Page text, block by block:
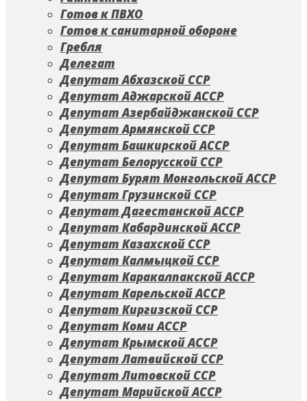
Готов к ПВХО
Готов к санитарной обороне
Гребля
Делегат
Депутат Абхазской ССР
Депутат Аджарской АССР
Депутат Азербайджанской ССР
Депутат Армянской ССР
Депутат Башкирской АССР
Депутат Белорусской ССР
Депутат Бурят Монгольской АССР
Депутат Грузинской ССР
Депутат Дагестанской АССР
Депутат Кабардинской АССР
Депутат Казахской ССР
Депутат Калмыцкой ССР
Депутат Каракалпакской АССР
Депутат Карельской АССР
Депутат Киргизской ССР
Депутат Коми АССР
Депутат Крымской АССР
Депутат Латвийской ССР
Депутат Литовской ССР
Депутат Марийской АССР